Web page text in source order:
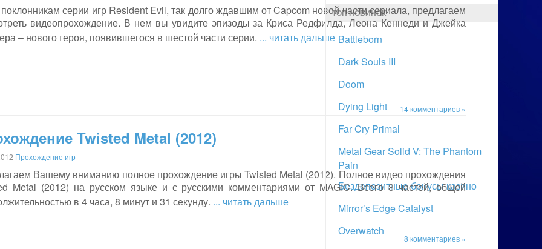
серии игр Resident Evil, так долго ждавшим от Capcom новой части сериала, предлагаем
видеопрохождение. В нем вы увидите эпизоды за Криса Редфилда, Леона Кеннеди и Джейка
– нового героя, появившегося в шестой части серии. ... читать дальше
14 комментариев »
Twisted Metal (2012)
Прохождение игр
Вашему вниманию полное прохождение игры Twisted Metal (2012). Полное видео прохождения
Metal (2012) на русском языке и с русскими комментариями от MAGIC. Всего 8 частей, общей
в 4 часа, 8 минут и 31 секунду. ... читать дальше
8 комментариев »
ТОП НОВИНОК
Battleborn
Dark Souls III
Doom
Dying Light
Far Cry Primal
Metal Gear Solid V: The Phantom
Pain
Бездепозитные бонусы казино
Mirror’s Edge Catalyst
Overwatch